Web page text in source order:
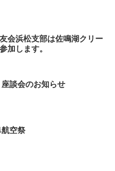
会浜松支部は佐鳴湖クリー
加します。
座談会のお知らせ
空祭